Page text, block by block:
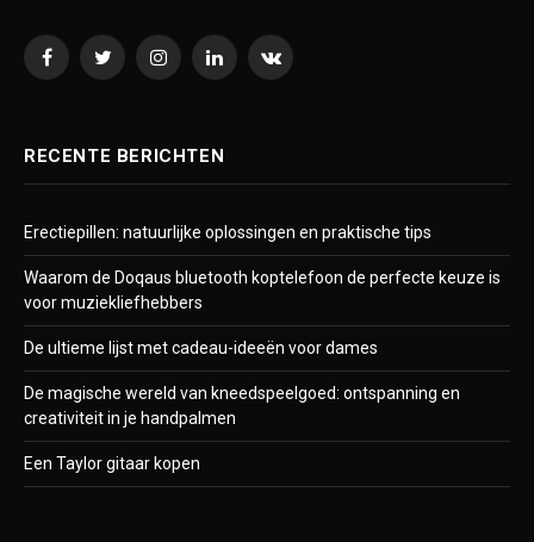
FacebookTwitterInstagramLinkedInVKontakte
RECENTE BERICHTEN
Erectiepillen: natuurlijke oplossingen en praktische tips
Waarom de Doqaus bluetooth koptelefoon de perfecte keuze is
voor muziekliefhebbers
De ultieme lijst met cadeau-ideeën voor dames
De magische wereld van kneedspeelgoed: ontspanning en
creativiteit in je handpalmen
Een Taylor gitaar kopen